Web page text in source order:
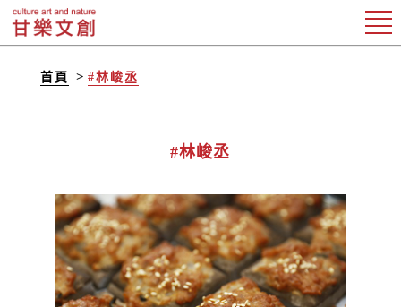
首頁 #林峻丞
#林峻丞